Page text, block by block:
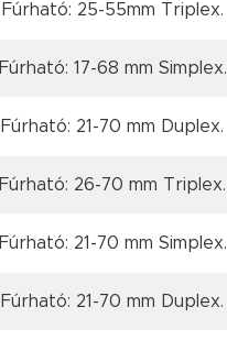
Fúrható: 25-55mm Triplex.
Fúrható: 17-68 mm Simplex.
Fúrható: 21-70 mm Duplex.
Fúrható: 26-70 mm Triplex.
Fúrható: 21-70 mm Simplex.
Fúrható: 21-70 mm Duplex.